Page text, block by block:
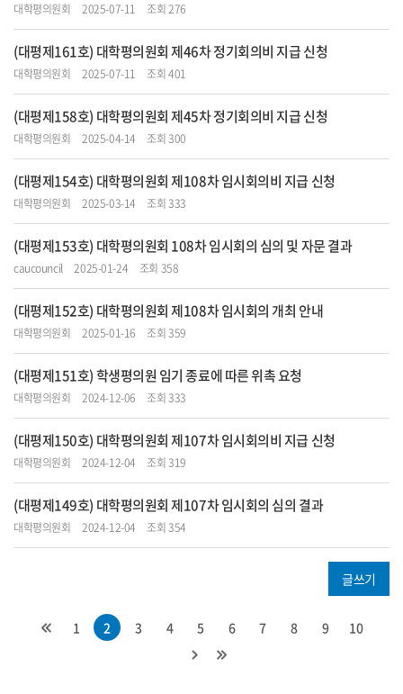
대학평의원회 2025-07-11 조회 276
(대평제161호) 대학평의원회 제46차 정기회의비 지급 신청
대학평의원회 2025-07-11 조회 401
(대평제158호) 대학평의원회 제45차 정기회의비 지급 신청
대학평의원회 2025-04-14 조회 300
(대평제154호) 대학평의원회 제108차 임시회의비 지급 신청
대학평의원회 2025-03-14 조회 333
(대평제153호) 대학평의원회 108차 임시회의 심의 및 자문 결과
caucouncil 2025-01-24 조회 358
(대평제152호) 대학평의원회 제108차 임시회의 개최 안내
대학평의원회 2025-01-16 조회 359
(대평제151호) 학생평의원 임기 종료에 따른 위촉 요청
대학평의원회 2024-12-06 조회 333
(대평제150호) 대학평의원회 제107차 임시회의비 지급 신청
대학평의원회 2024-12-04 조회 319
(대평제149호) 대학평의원회 제107차 임시회의 심의 결과
대학평의원회 2024-12-04 조회 354
글쓰기
1 2 3 4 5 6 7 8 9 10